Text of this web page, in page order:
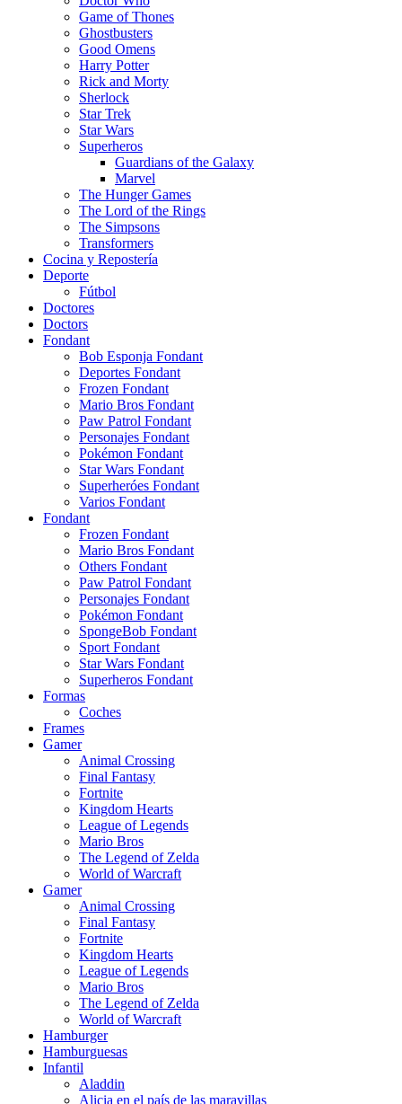
Game of Thones
Ghostbusters
Good Omens
Harry Potter
Rick and Morty
Sherlock
Star Trek
Star Wars
Superheros
Guardians of the Galaxy
Marvel
The Hunger Games
The Lord of the Rings
The Simpsons
Transformers
Cocina y Repostería
Deporte
Fútbol
Doctores
Doctors
Fondant
Bob Esponja Fondant
Deportes Fondant
Frozen Fondant
Mario Bros Fondant
Paw Patrol Fondant
Personajes Fondant
Pokémon Fondant
Star Wars Fondant
Superheróes Fondant
Varios Fondant
Fondant
Frozen Fondant
Mario Bros Fondant
Others Fondant
Paw Patrol Fondant
Personajes Fondant
Pokémon Fondant
SpongeBob Fondant
Sport Fondant
Star Wars Fondant
Superheros Fondant
Formas
Coches
Frames
Gamer
Animal Crossing
Final Fantasy
Fortnite
Kingdom Hearts
League of Legends
Mario Bros
The Legend of Zelda
World of Warcraft
Gamer
Animal Crossing
Final Fantasy
Fortnite
Kingdom Hearts
League of Legends
Mario Bros
The Legend of Zelda
World of Warcraft
Hamburger
Hamburguesas
Infantil
Aladdin
Alicia en el país de las maravillas